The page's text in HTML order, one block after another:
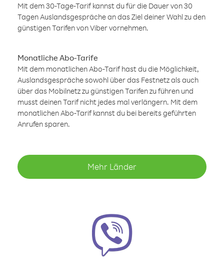
Mit dem 30-Tage-Tarif kannst du für die Dauer von 30
Tagen Auslandsgespräche an das Ziel deiner Wahl zu den
günstigen Tarifen von Viber vornehmen.
Monatliche Abo-Tarife
Mit dem monatlichen Abo-Tarif hast du die Möglichkeit,
Auslandsgespräche sowohl über das Festnetz als auch
über das Mobilnetz zu günstigen Tarifen zu führen und
musst deinen Tarif nicht jedes mal verlängern. Mit dem
monatlichen Abo-Tarif kannst du bei bereits geführten
Anrufen sparen.
Mehr Länder